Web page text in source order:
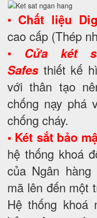
• Chất liệu
cao cấp (Thép
• Cửa két
Safesthiết kế
với thân tạo
chống nạy phá
chống cháy.
• Két sắt bảo
hệ thống khoá
của Ngân
mã lên đến một
Hệ thống